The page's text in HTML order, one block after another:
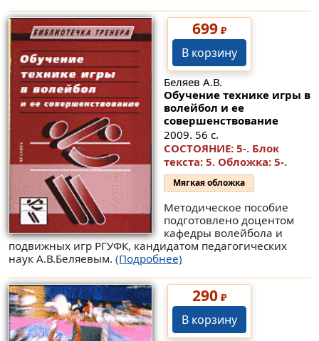
699₽
В корзину
Беляев А.В.
Обучение технике игры в
волейбол и ее
совершенствование
2009. 56 с.
СОСТОЯНИЕ: 5-. Блок
текста: 5. Обложка: 5-.
Мягкая обложка
Методическое пособие
подготовлено доцентом
кафедры волейбола и
подвижных игр РГУФК, кандидатом педагогических
наук А.В.Беляевым. (Подробнее)
290₽
В корзину